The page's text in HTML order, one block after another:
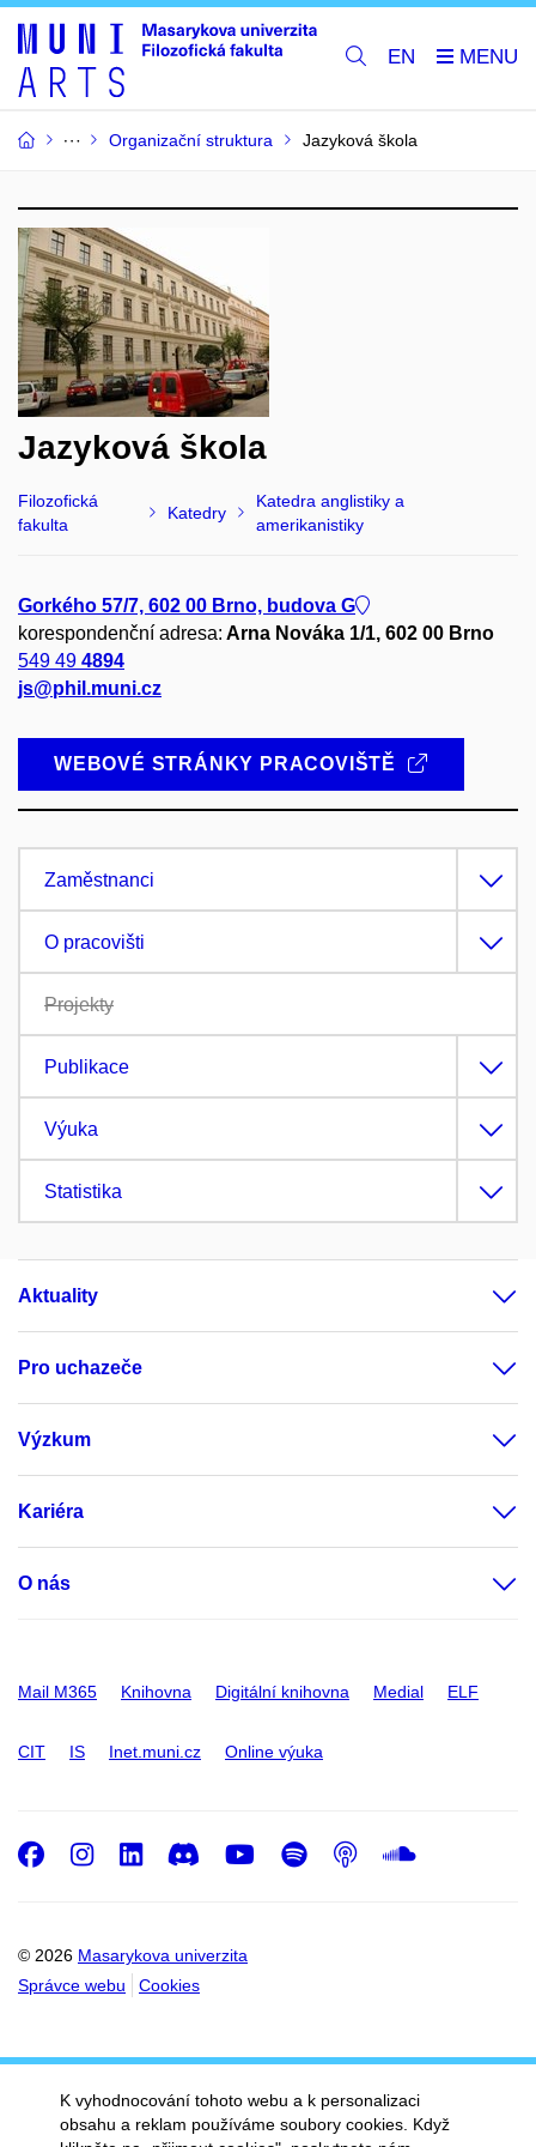
EN
Organizační struktura Jazyková škola
Jazyková škola
Filozofická
fakulta
Katedry
Katedra anglistiky a
amerikanistiky
Gorkého 57/7, 602 00 Brno, budova G
korespondenční adresa: Arna Nováka 1/1, 602 00 Brno
549 49 4894
js@phil.muni.cz
WEBOVÉ STRÁNKY PRACOVIŠTĚ
Zaměstnanci
O pracovišti
Projekty
Publikace
Výuka
Statistika
Aktuality
Pro uchazeče
Výzkum
Kariéra
O nás
Mail M365 Knihovna Digitální knihovna Medial ELF
CIT IS Inet.muni.cz Online výuka
© 2026 Masarykova univerzita
Správce webu
Cookies
Facebook
Instagram
LinkedIn
DiscordYoutube
Spotify
Podcast
K vyhodnocování tohoto webu a k personalizaci
obsahu a reklam používáme soubory cookies. Když